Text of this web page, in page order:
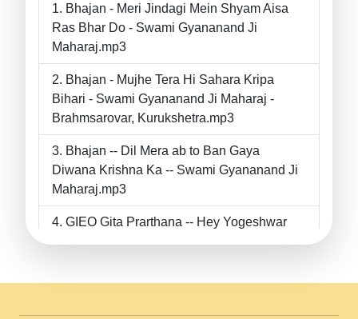
Bhajan - Meri Jindagi Mein Shyam Aisa
Ras Bhar Do - Swami Gyananand Ji
Maharaj.mp3
Bhajan - Mujhe Tera Hi Sahara Kripa
Bihari - Swami Gyananand Ji Maharaj -
Brahmsarovar, Kurukshetra.mp3
Bhajan -- Dil Mera ab to Ban Gaya
Diwana Krishna Ka -- Swami Gyananand Ji
Maharaj.mp3
GIEO Gita Prarthana -- Hey Yogeshwar
II Swami Gyananand Ji Maharaj.mp3